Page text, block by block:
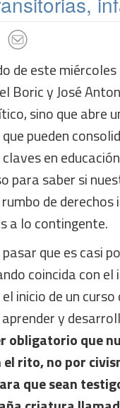
de este miércoles
Boric y José
sino que abre
pueden
en
para saber si
de
a lo contingente.
que es casi
coincida con el
inicio de un curso
y
obligatorio que
rito, no por
que sean